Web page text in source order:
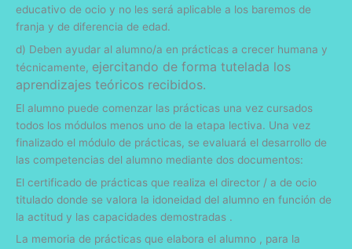
educativo de ocio y no les será aplicable a los baremos de
franja y de diferencia de edad.
d) Deben ayudar al alumno/a en prácticas a crecer humana y
técnicamente, ejercitando de forma tutelada los
aprendizajes teóricos recibidos.
El alumno puede comenzar las prácticas una vez cursados ​​
todos los módulos menos uno de la etapa lectiva. Una vez
finalizado el módulo de prácticas, se evaluará el desarrollo de
las competencias del alumno mediante dos documentos:
El certificado de prácticas que realiza el director / a de ocio
titulado donde se valora la idoneidad del alumno en función de
la actitud y las capacidades demostradas .
La memoria de prácticas que elabora el alumno , para la